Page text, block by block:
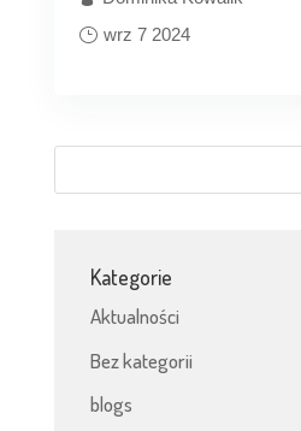
wrz 7 2024
Kategorie
Aktualności
Bez kategorii
blogs